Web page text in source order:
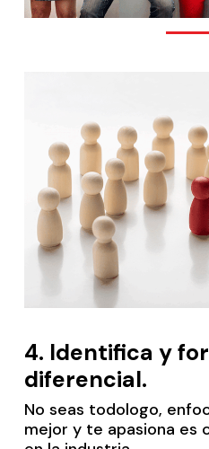
4. Identifica y
diferencial.
No seas todologo,
mejor y te apasiona es